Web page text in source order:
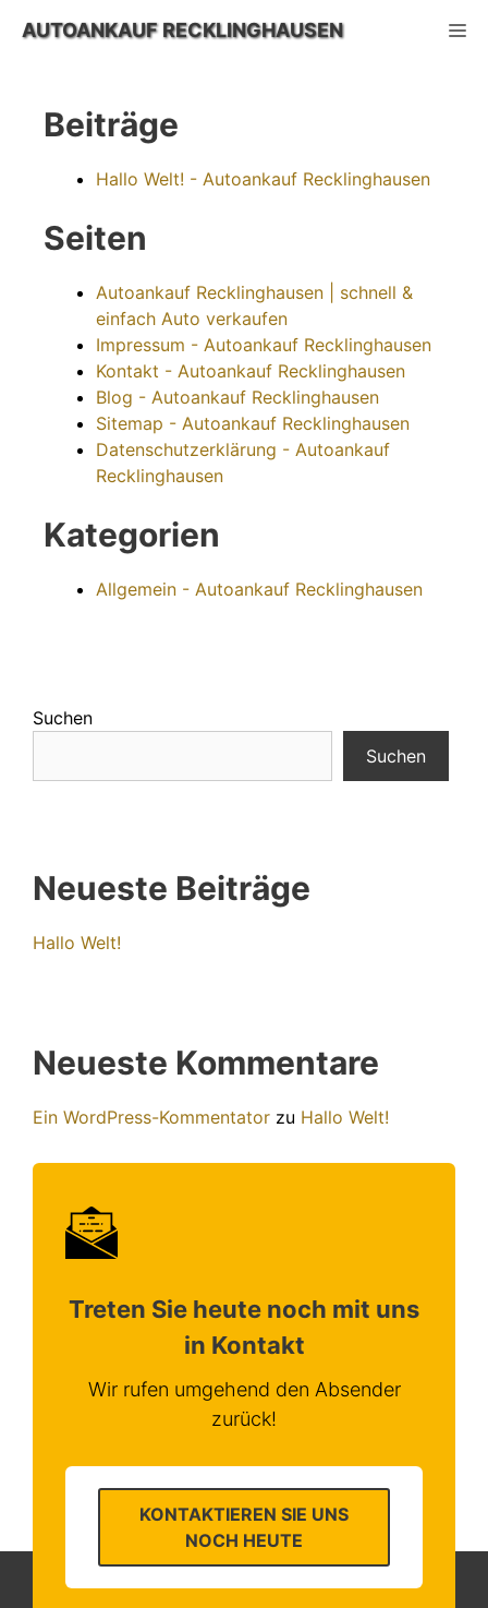
InhaltAUTOANKAUF RECKLINGHAUSEN
Beiträge
Hallo Welt! - Autoankauf Recklinghausen
Seiten
Autoankauf Recklinghausen | schnell &
einfach Auto verkaufen
Impressum - Autoankauf Recklinghausen
Kontakt - Autoankauf Recklinghausen
Blog - Autoankauf Recklinghausen
Sitemap - Autoankauf Recklinghausen
Datenschutzerklärung - Autoankauf
Recklinghausen
Kategorien
Allgemein - Autoankauf Recklinghausen
Suchen
Suchen
Neueste Beiträge
Hallo Welt!
Neueste Kommentare
Ein WordPress-Kommentator zu Hallo Welt!
Treten Sie heute noch mit uns
in Kontakt
Wir rufen umgehend den Absender
zurück!
KONTAKTIEREN SIE UNS
NOCH HEUTE